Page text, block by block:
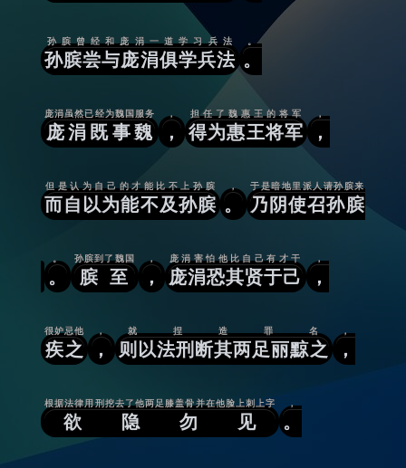
孙膑尝与庞涓俱学兵法
孙膑曾经和庞涓一道学习兵法
。
。
庞涓既事魏
庞涓虽然已经为魏国服务
，
，
得为惠王将军
担任了魏惠王的将军
，
，
而自以为能不及孙膑
但是认为自己的才能比不上孙膑
。
，
乃阴使召孙膑
于是暗地里派人请孙膑来
。
。
膑至
孙膑到了魏国
，
，
庞涓恐其贤于己
庞涓害怕他比自己有才干
，
，
疾之
很妒忌他
，
，
则以法刑断其两足丽黥之
就捏造罪名
，
，
欲隐勿见
根据法律用刑挖去了他两足膝盖骨并在他脸上刺上字
。
，